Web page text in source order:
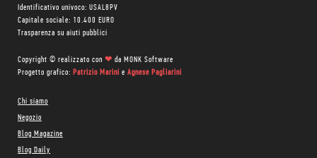
Identificativo univoco: USAL8PV
Capitale sociale: 10.400 EURO
Trasparenza su aiuti pubblici
Copyright © realizzato con ❤ da MONK Software
Progetto grafico: Patrizio Marini e Agnese Pagliarini
Chi siamo
Negozio
Blog Magazine
Blog Daily